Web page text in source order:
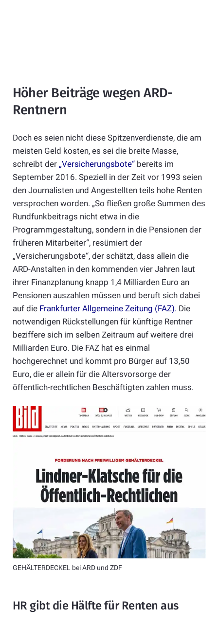
Höher Beiträge wegen ARD-
Rentnern
Doch es seien nicht diese Spitzenverdienste, die am
meisten Geld kosten, es sei die breite Masse,
schreibt der „Versicherungsbote“bereits im
September 2016. Speziell in der Zeit vor 1993 seien
den Journalisten und Angestellten teils hohe Renten
versprochen worden. „So fließen große Summen des
Rundfunkbeitrags nicht etwa in die
Programmgestaltung, sondern in die Pensionen der
früheren Mitarbeiter“, resümiert der
„Versicherungsbote“, der schätzt, dass allein die
ARD-Anstalten in den kommenden vier Jahren laut
ihrer Finanzplanung knapp 1,4 Milliarden Euro an
Pensionen auszahlen müssen und beruft sich dabei
auf die Frankfurter Allgemeine Zeitung (FAZ). Die
notwendigen Rückstellungen für künftige Rentner
beziffere sich im selben Zeitraum auf weitere drei
Milliarden Euro. Die FAZ hat es einmal
hochgerechnet und kommt pro Bürger auf 13,50
Euro, die er allein für die Altersvorsorge der
öffentlich-rechtlichen Beschäftigten zahlen muss.
GEHÄLTERDECKEL bei ARD und ZDF
HR gibt die Hälfte für Renten aus